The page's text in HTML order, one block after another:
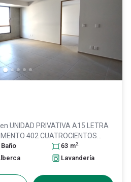
UNIDAD PRIVATIVA A15 LETRA
402 CUATROCIENTOS
Col. Rinconada Lopez
, C.P. 45157 , ID:31528823
Baño 63 m2
Lavandería